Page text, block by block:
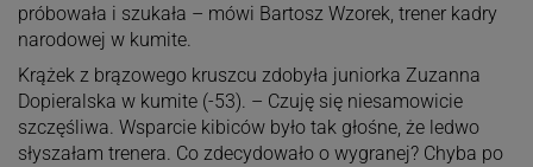
próbowała i szukała – mówi Bartosz Wzorek, trener kadry
narodowej w kumite.
Krążek z brązowego kruszcu zdobyła juniorka Zuzanna
Dopieralska w kumite (-53). – Czuję się niesamowicie
szczęśliwa. Wsparcie kibiców było tak głośne, że ledwo
słyszałam trenera. Co zdecydowało o wygranej? Chyba po